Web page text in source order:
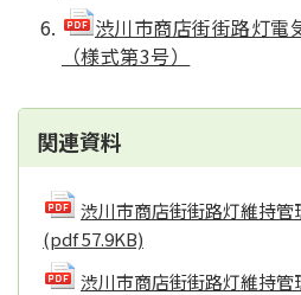
渋川市商店街街路灯電
（様式第3号）
関連資料
渋川市商店街街路灯維持
(pdf 57.9KB)
渋川市商店街街路灯維持